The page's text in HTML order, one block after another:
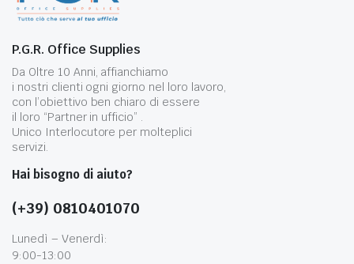
P.G.R. Office Supplies
Da Oltre 10 Anni, affianchiamo
i nostri clienti ogni giorno nel loro lavoro,
con l’obiettivo ben chiaro di essere
il loro “Partner in ufficio” .
Unico Interlocutore per molteplici
servizi.
Hai bisogno di aiuto?
(+39) 0810401070
Lunedì – Venerdì:
9:00-13:00